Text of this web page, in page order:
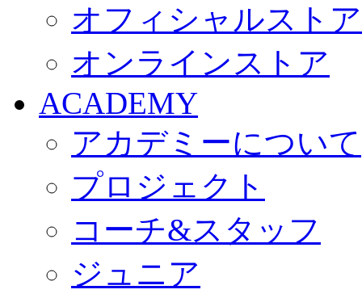
オフィシャルスト
オンラインストア
ACADEMY
アカデミーについて
プロジェクト
コーチ&スタッフ
ジュニア